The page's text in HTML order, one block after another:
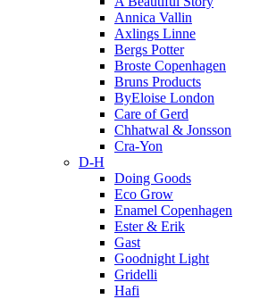
Annica Vallin
Axlings Linne
Bergs Potter
Broste Copenhagen
Bruns Products
ByEloise London
Care of Gerd
Chhatwal & Jonsson
Cra-Yon
D-H
Doing Goods
Eco Grow
Enamel Copenhagen
Ester & Erik
Gast
Goodnight Light
Gridelli
Hafi